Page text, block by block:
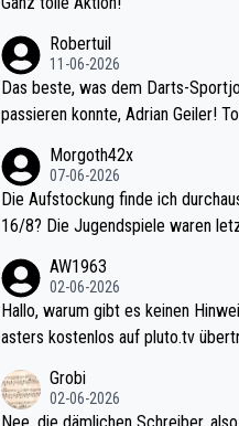
Robertuil
11-06-2026
Das beste, was dem Darts-
passieren konnte, Adrian Geiler!
Morgoth42x
07-06-2026
Die Aufstockung finde ich
16/8? Die Jugendspiele waren letztes Jahr durchaus sehr kur
l. Allerdings ist Mitchell Lawrie als Nummer 1 der Welt eh quali
fiziert. Somit ändert die
eisters erstmal nichts. Ich denke sie wollen damit für nächste
d wohl wenig WDF Turniere
etztes Jahr der Fall. Er musste
AW1963
02-06-2026
Hallo, warum gibt es keinen Hinweis, dass die Nordic Darts M
asters kostenlos auf pluto.tv
Grobi
02-06-2026